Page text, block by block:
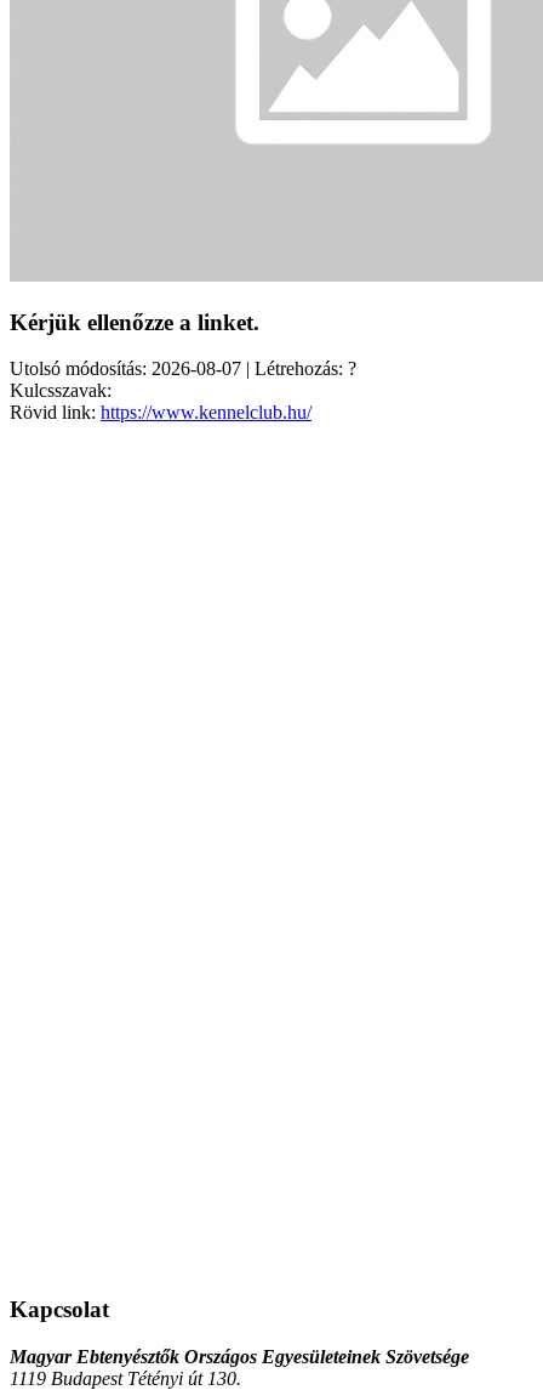
Kérjük ellenőzze a linket.
Utolsó módosítás: 2026-08-07 | Létrehozás: ?
Kulcsszavak:
Rövid link: https://www.kennelclub.hu/
Kapcsolat
Magyar Ebtenyésztők Országos Egyesületeinek Szövetsége
1119 Budapest Tétényi út 130.